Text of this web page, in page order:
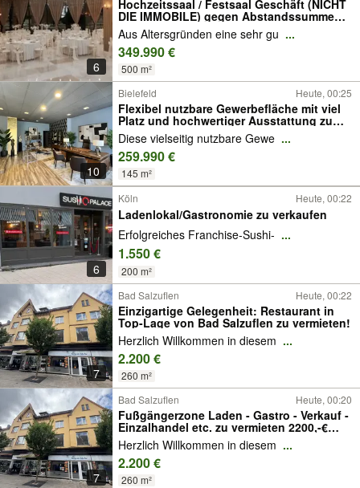
6
Hochzeitssaal / Festsaal Geschäft (NICHT
DIE IMMOBILE) gegen Abstandssumme
349.990€
Aus Altersgründen eine sehr gu ...
349.990 €
500 m²
10
Bielefeld Heute, 00:25
Flexibel nutzbare Gewerbefläche mit viel
Platz und hochwertiger Ausstattung zu
verkaufen!
Diese vielseitig nutzbare Gewe ...
259.990 €
145 m²
6
Köln Heute, 00:22
Ladenlokal/Gastronomie zu verkaufen
Erfolgreiches Franchise-Sushi- ...
1.550 €
200 m²
7
Bad Salzuflen Heute, 00:22
Einzigartige Gelegenheit: Restaurant in
Top-Lage von Bad Salzuflen zu vermieten!
Herzlich Willkommen in diesem ...
2.200 €
260 m²
7
Bad Salzuflen Heute, 00:20
Fußgängerzone Laden - Gastro - Verkauf -
Einzalhandel etc. zu vermieten 2200,-€
Netto Kaltmiete
Herzlich Willkommen in diesem ...
2.200 €
260 m²